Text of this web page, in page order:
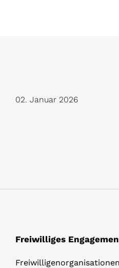
D
02. Januar 2026
Freiwilliges